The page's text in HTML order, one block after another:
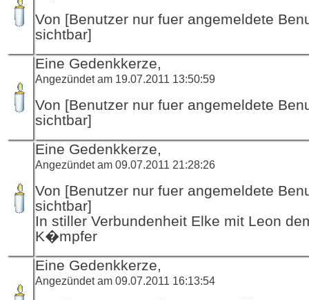
Von [Benutzer nur fuer angemeldete
sichtbar]
Eine Gedenkkerze,
Angezündet am 19.07.2011 13:50:59
Von [Benutzer nur fuer angemeldete
sichtbar]
Eine Gedenkkerze,
Angezündet am 09.07.2011 21:28:26
Von [Benutzer nur fuer angemeldete
sichtbar]
In stiller Verbundenheit Elke mit Leon
K�mpfer
Eine Gedenkkerze,
Angezündet am 09.07.2011 16:13:54